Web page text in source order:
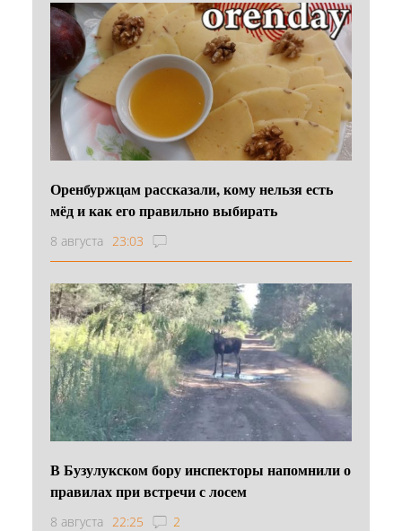
Оренбуржцам рассказали, кому нельзя есть
мёд и как его правильно выбирать
8 августа 23:03
В Бузулукском бору инспекторы напомнили о
правилах при встречи с лосем
8 августа 22:25 2